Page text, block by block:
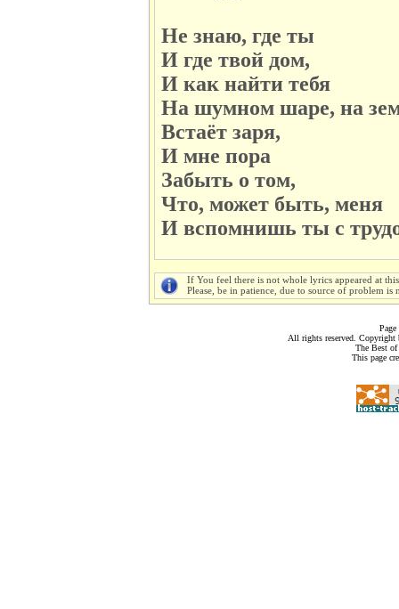
Не знаю, где ты
И где твой дом,
И как найти тебя
На шумном шаре, на
Встаёт заря,
И мне пора
Забыть о том,
Что, может быть, меня
И вспомнишь ты с
If You feel there is not whole lyrics appeared at
Please, be in patience, due to source of problem
All rights reserved.
The Best
This page